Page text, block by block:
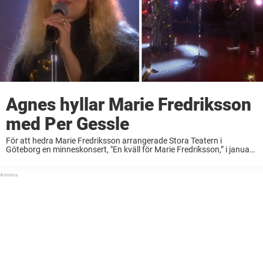
Agnes hyllar Marie Fredriksson
med Per Gessle
För att hedra Marie Fredriksson arrangerade Stora Teatern i
Göteborg en minneskonsert, "En kväll för Marie Fredriksson,” i januari